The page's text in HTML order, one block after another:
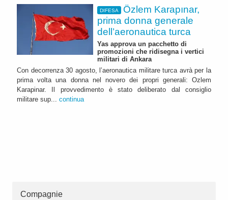
DIFESA
Özlem Karapınar,
prima donna generale
dell’aeronautica turca
Yas approva un pacchetto di
promozioni che ridisegna i vertici
militari di Ankara
Con decorrenza 30 agosto, l’aeronautica militare turca avrà per la
prima volta una donna nel novero dei propri generali: Ozlem
Karapinar. Il provvedimento è stato deliberato dal consiglio
militare sup... continua
Compagnie